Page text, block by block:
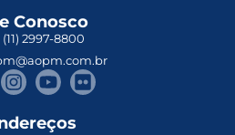
Conosco
(11) 2997-8800